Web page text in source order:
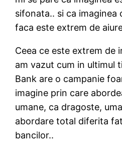
sifonata.. si ca imaginea
faca este extrem de
Ceea ce este extrem de
am vazut cum in ultimul
Bank are o campanie
imagine prin care
umane, ca dragoste,
abordare total diferita
bancilor..